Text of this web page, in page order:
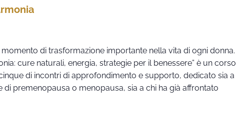
di trasformazione importante nella vita di ogni donna.
cure naturali, energia, strategie per il benessere” è un corso
di incontri di approfondimento e supporto, dedicato sia a
di premenopausa o menopausa, sia a chi ha già affrontato